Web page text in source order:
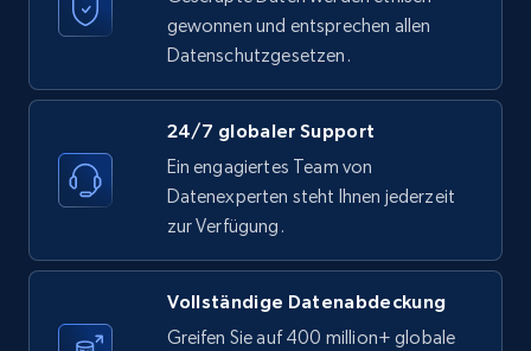
1.9K+ 323+ Gratis testen
Etsy - Collect data on products using
specified keywords
URL, Product id, Listing inventory id, Title, Rating,
Reviews count shop, Reviews count item, Initial
price, and more.
1.9K+
gewonnen und entsprechen allen
Datenschutzgesetzen.
24/7 globaler Support
Ein engagiertes Team von
Datenexperten steht Ihnen jederzeit
zur Verfügung.
Vollständige Datenabdeckung
Greifen Sie auf 400 million+ globale